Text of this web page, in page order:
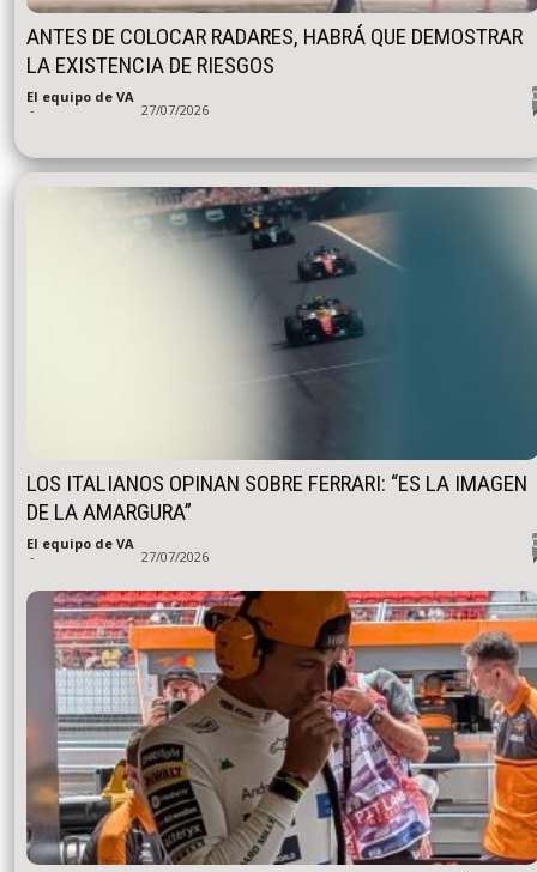
ANTES DE COLOCAR RADARES, HABRÁ QUE DEMOSTRAR
LA EXISTENCIA DE RIESGOS
El equipo de VA
- 27/07/2026
LOS ITALIANOS OPINAN SOBRE FERRARI: “ES LA IMAGEN
DE LA AMARGURA”
El equipo de VA
- 27/07/2026